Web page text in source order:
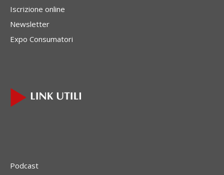
Iscrizione online
Newsletter
Expo Consumatori
Podcast